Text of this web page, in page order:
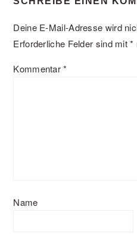
Deine E-Mail-Adresse wird
Erforderliche Felder sind mit*
Kommentar*
Name